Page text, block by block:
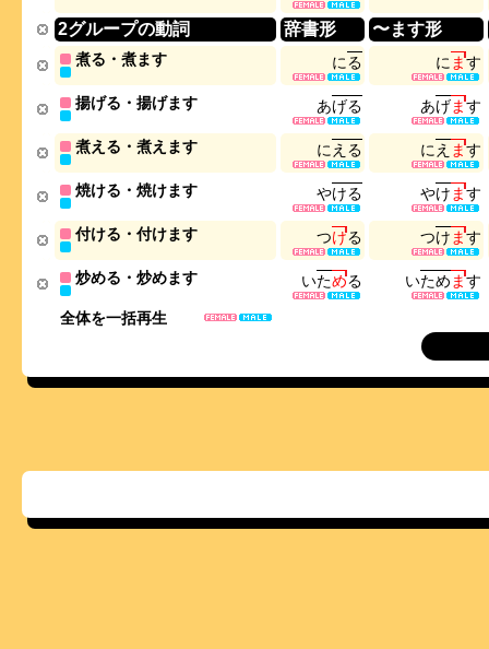
全体を一括再生
2グループの動詞 辞書形 〜ます形
煮る・煮ます にる に ます
揚げる・揚げます あげる あげます
煮える・煮えます に え る に え ます
焼ける・焼けます やける やけ ます
付ける・付けます つける つけ ます
炒める・炒めます いためる いため ます